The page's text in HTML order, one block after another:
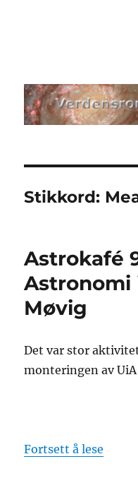
Stikkord:
Astrokafé
Astronomi
Møvig
Det var stor
monteringen av
Fortsett å lese